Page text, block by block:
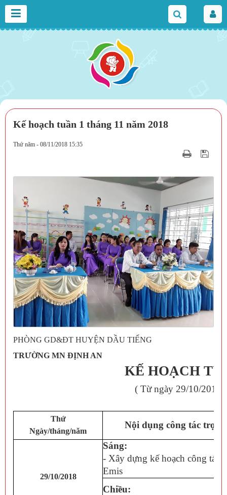
Kế hoạch tuần 1 tháng 11 năm 2018
Thứ năm - 08/11/2018 15:35
PHÒNG GD&ĐT HUYỆN DẦU TIẾNG
TRƯỜNG MN ĐỊNH AN
KẾ HOẠCH
( Từ ngày 29/10/2018
Thứ
Ngày/tháng/năm
Nội dụng công tác
29/10/2018
Sáng:
- Xây dựng kế hoạch công tác,
Emis
Chiều: